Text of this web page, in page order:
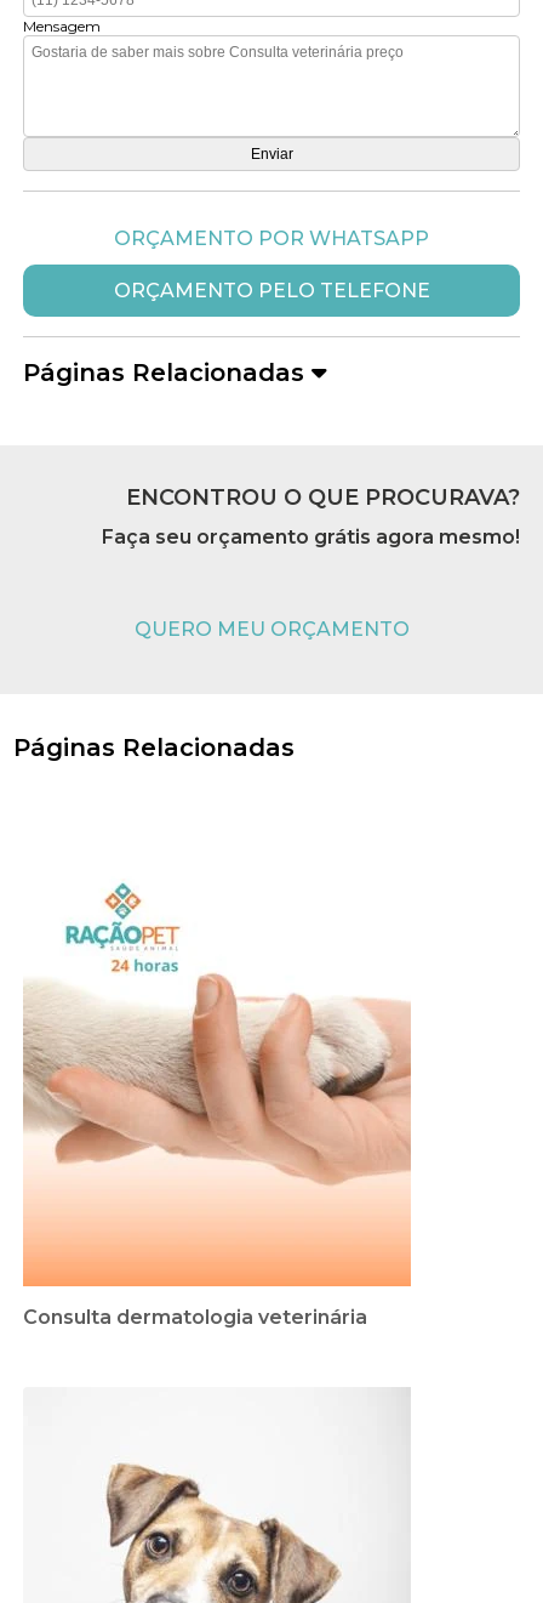
Mensagem
ORÇAMENTO POR WHATSAPP
ORÇAMENTO PELO TELEFONE
Páginas Relacionadas
ENCONTROU O QUE PROCURAVA?
Faça seu orçamento grátis agora mesmo!
QUERO MEU ORÇAMENTO
Páginas Relacionadas
Consulta dermatologia veterinária